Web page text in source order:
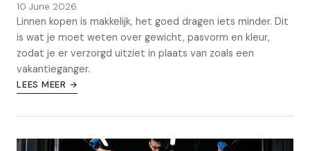
10 June 2026
Linnen kopen is makkelijk, het goed dragen iets minder. Dit
is wat je moet weten over gewicht, pasvorm en kleur,
zodat je er verzorgd uitziet in plaats van zoals een
vakantieganger.
LEES MEER →